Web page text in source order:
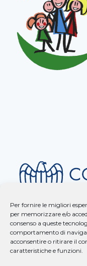
Per fornire le migliori
per memorizzare e/o
consenso a queste
comportamento di
acconsentire o ritirare il
caratteristiche e funzioni.